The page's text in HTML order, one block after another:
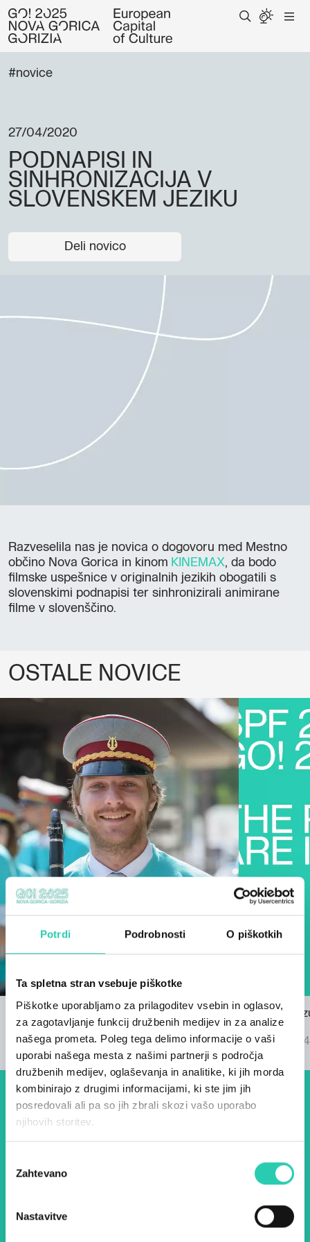
Potrdi Podrobnosti O piškotkih
Ta spletna stran vsebuje piškotke
Piškotke uporabljamo za prilagoditev vsebin in oglasov,
za zagotavljanje funkcij družbenih medijev in za analize
našega prometa. Poleg tega delimo informacije o vaši
uporabi našega mesta z našimi partnerji s področja
družbenih medijev, oglaševanja in analitike, ki jih morda
kombinirajo z drugimi informacijami, ki ste jim jih
posredovali ali pa so jih zbrali skozi vašo uporabo
njihovih storitev.
soglasja
Zahtevano
Nastavitve
#novice
27/04/2020
PODNAPISI IN
SINHRONIZACIJA V
SLOVENSKEM JEZIKU
Deli novico
Razveselila nas je novica o dogovoru med Mestno
občino Nova Gorica in kinom KINEMAX, da bodo
filmske uspešnice v originalnih jezikih obogatili s
slovenskimi podnapisi ter sinhronizirali animirane
filme v slovenščino.
OSTALE NOVICE
Razpis za himno GO! 2025
22/03/2024
Znani so
GO! 2025
04/09/2024
Dogodki, članki in zgodbe iz
evropske prestolnice kulture
– prijavite se na naš novičnik
in ostanite na tekočem z